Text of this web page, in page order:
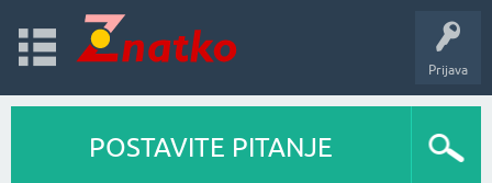
Prijava
POSTAVITE PITANJE